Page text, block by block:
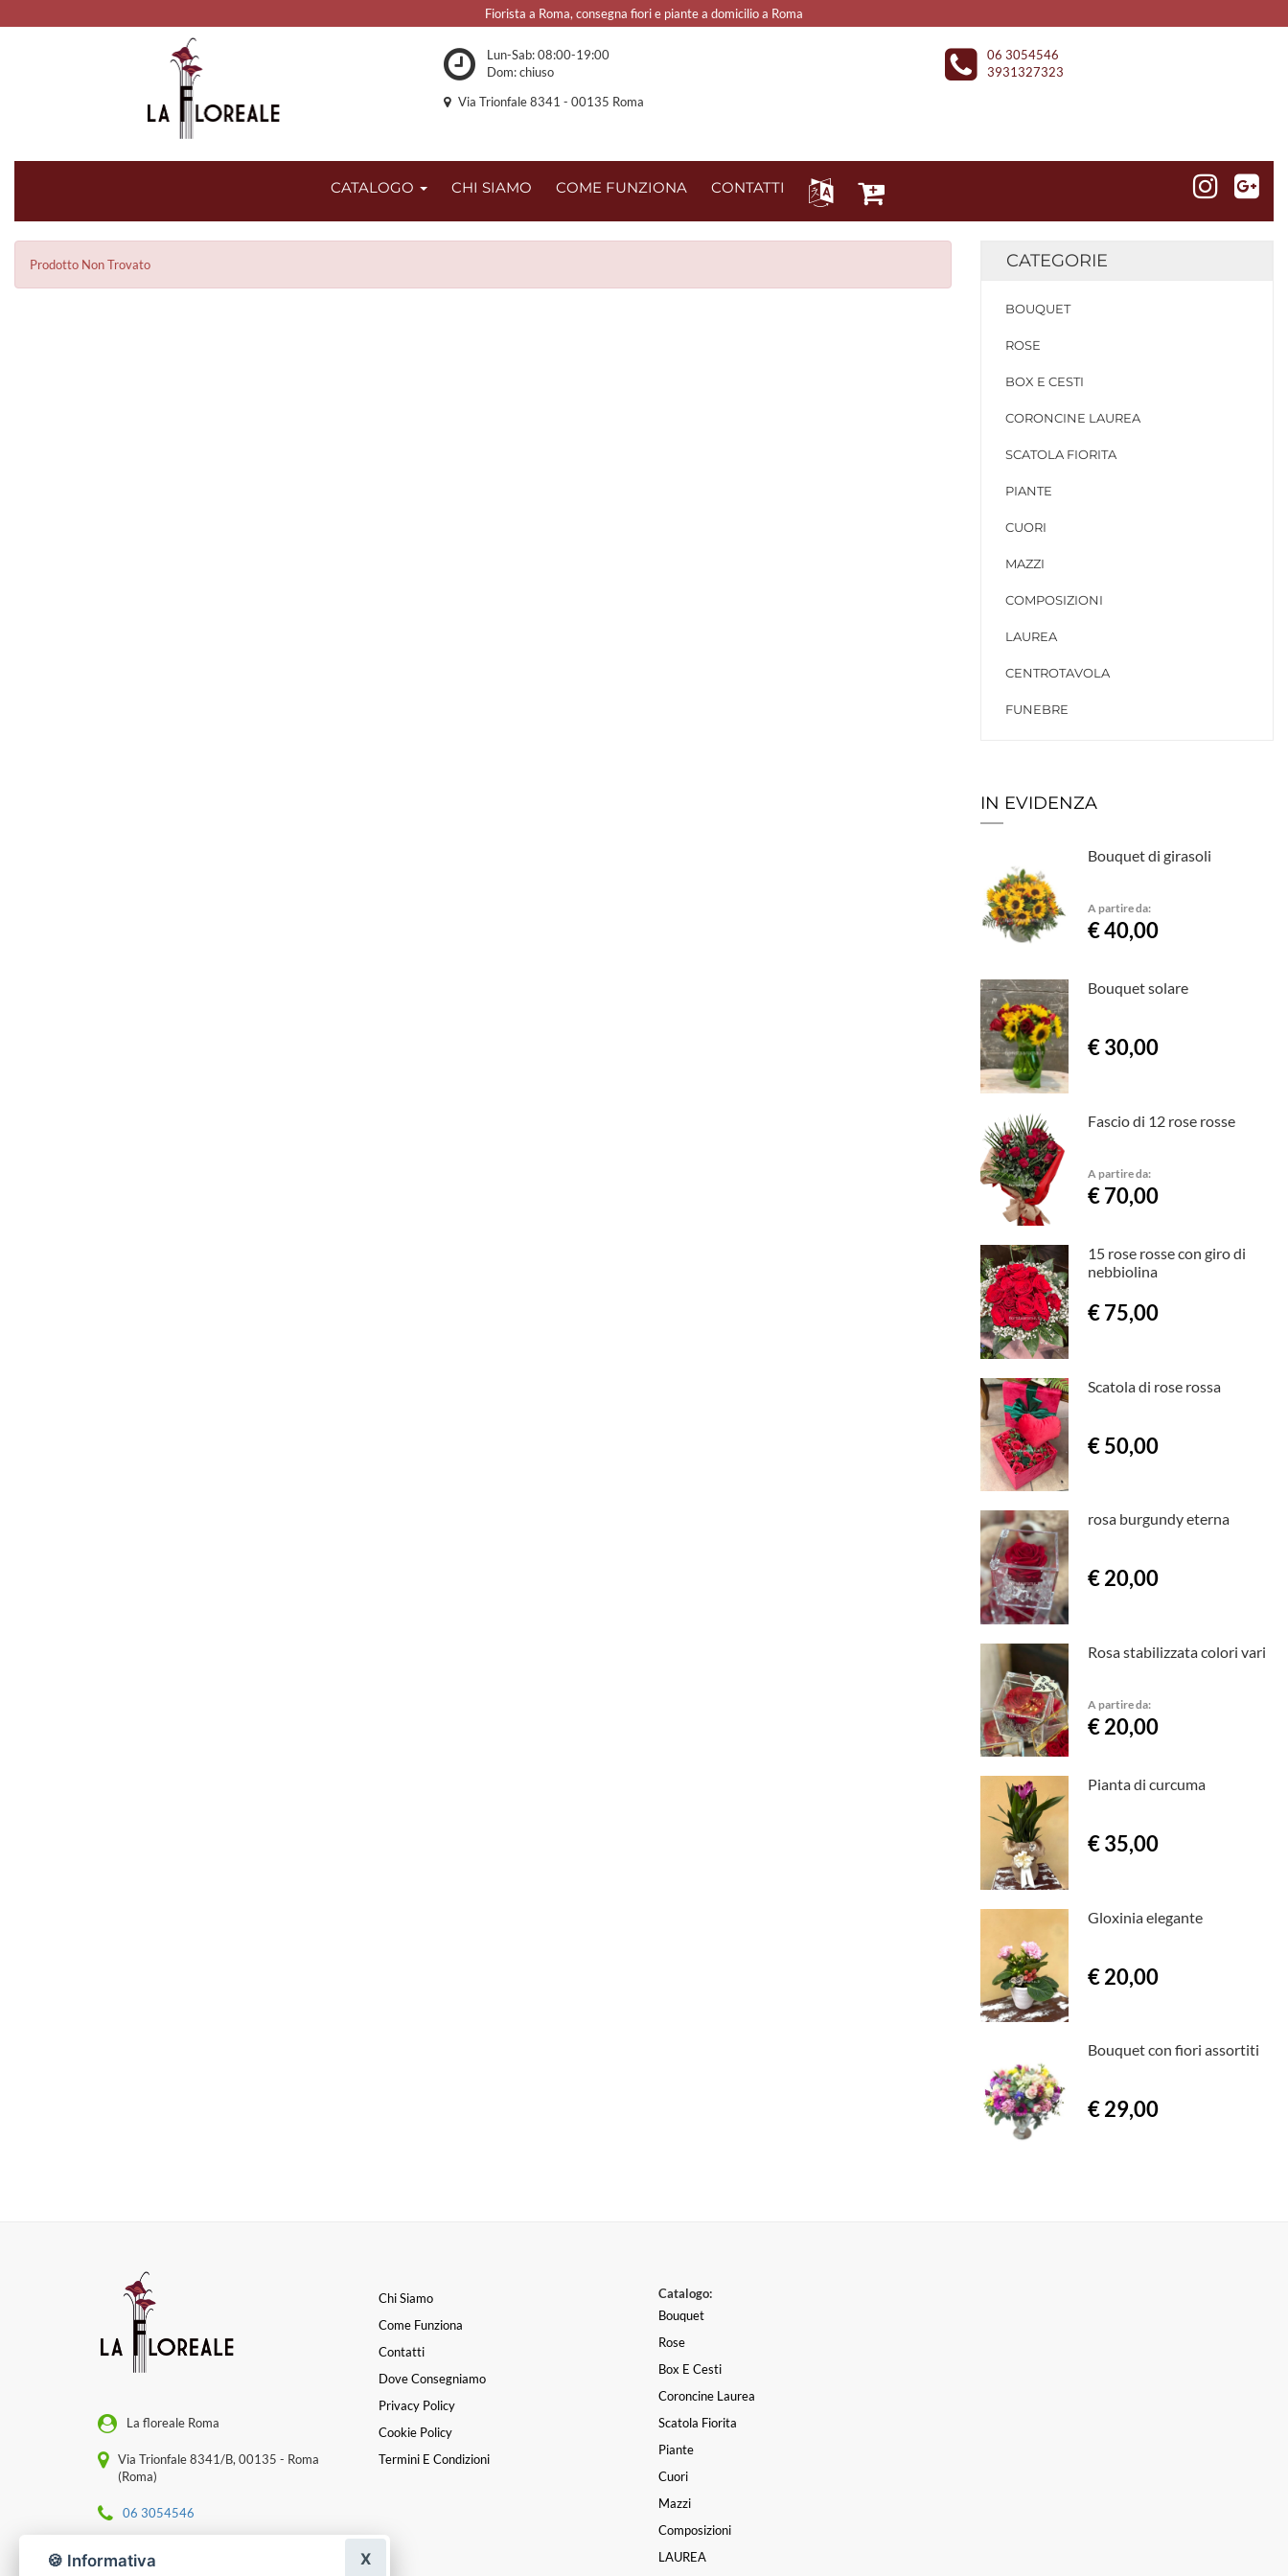
Fiorista a Roma, consegna fiori e piante a domicilio a Roma
Lun-Sab: 08:00-19:00
Dom: chiuso
06 3054546
3931327323
Via Trionfale 8341 - 00135 Roma
CATALOGO CHI SIAMO COME FUNZIONA CONTATTI
Prodotto Non Trovato CATEGORIE
BOUQUET
ROSE
BOX E CESTI
CORONCINE LAUREA
SCATOLA FIORITA
PIANTE
CUORI
MAZZI
COMPOSIZIONI
LAUREA
CENTROTAVOLA
FUNEBRE
IN EVIDENZA
Bouquet di girasoli
A partire da:
€ 40,00
Bouquet solare
€ 30,00
Fascio di 12 rose rosse
A partire da:
€ 70,00
15 rose rosse con giro di
nebbiolina
€ 75,00
Scatola di rose rossa
€ 50,00
rosa burgundy eterna
€ 20,00
Rosa stabilizzata colori vari
A partire da:
€ 20,00
Pianta di curcuma
€ 35,00
Gloxinia elegante
€ 20,00
Bouquet con fiori assortiti
€ 29,00
La floreale Roma
Via Trionfale 8341/B, 00135 - Roma
(Roma)
06 3054546
Chi Siamo
Come Funziona
Contatti
Dove Consegniamo
Privacy Policy
Cookie Policy
Termini E Condizioni
Catalogo:
Bouquet
Rose
Box E Cesti
Coroncine Laurea
Scatola Fiorita
Piante
Cuori
Mazzi
Composizioni
LAUREA
🍪 Informativa X